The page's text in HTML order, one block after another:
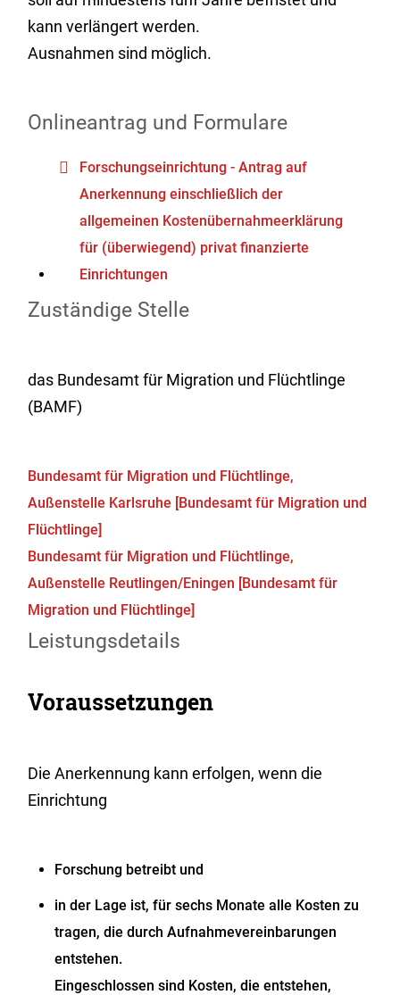
kann verlängert werden.
Ausnahmen sind möglich.
Onlineantrag und Formulare
Forschungseinrichtung - Antrag auf
Anerkennung einschließlich der
allgemeinen Kostenübernahmeerklärung
für (überwiegend) privat finanzierte
Einrichtungen
Zuständige Stelle
das Bundesamt für Migration und Flüchtlinge
(BAMF)
Bundesamt für Migration und Flüchtlinge,
Außenstelle Karlsruhe [Bundesamt für Migration und
Flüchtlinge]
Bundesamt für Migration und Flüchtlinge,
Außenstelle Reutlingen/Eningen [Bundesamt für
Migration und Flüchtlinge]
Leistungsdetails
Voraussetzungen
Die Anerkennung kann erfolgen, wenn die
Einrichtung
Forschung betreibt und
in der Lage ist, für sechs Monate alle Kosten zu
tragen, die durch Aufnahmevereinbarungen
entstehen.
Eingeschlossen sind Kosten, die entstehen,